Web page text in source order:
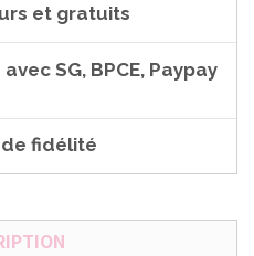
et gratuits
SG, BPCE, Paypay
de fidélité